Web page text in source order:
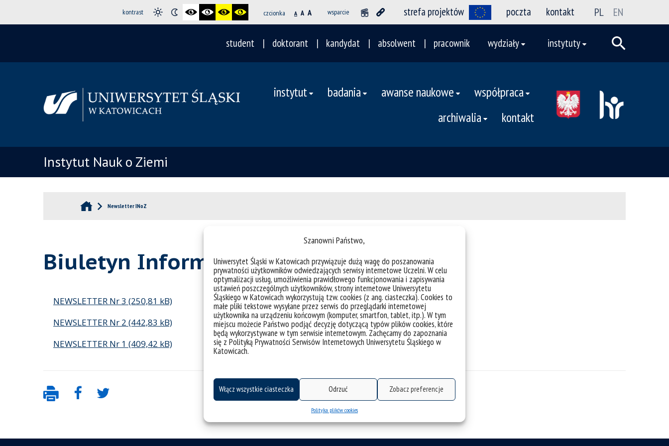
Szanowni Państwo,
Uniwersytet Śląski w Katowicach przywiązuje dużą wagę do poszanowania
prywatności użytkowników odwiedzających serwisy internetowe Uczelni. W celu
optymalizacji usług, umożliwienia prawidłowego funkcjonowania i zapisywania
ustawień poszczególnych użytkowników, strony internetowe Uniwersytetu
Śląskiego w Katowicach wykorzystują tzw. cookies (z ang. ciasteczka). Cookies to
małe pliki tekstowe wysyłane przez serwis do przeglądarki internetowej
użytkownika na urządzeniu końcowym (komputer, smartfon, tablet, itp.). W tym
miejscu możecie Państwo podjąć decyzję dotyczącą typów plików cookies, które
będą wykorzystywane w tym serwisie internetowym. Zachęcamy do zapoznania
się z Polityką Prywatności Serwisów Internetowych Uniwersytetu Śląskiego w
Katowicach.
Włącz wszystkie ciasteczka Odrzuć Zobacz preferencje
Polityka plików cookies
kontrast czcionka A A A wsparcie strefa projektów poczta kontakt PL EN
student doktorant kandydat absolwent pracownik wydziały instytuty
instytut badania awanse naukowe
współpraca
archiwalia
kontakt
Instytut Nauk o Ziemi
Newsletter INoZ
Biuletyn Informacyjny INoZ
NEWSLETTER Nr 3
NEWSLETTER Nr 2
NEWSLETTER Nr 1